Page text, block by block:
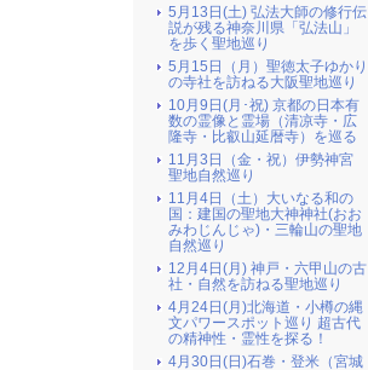
5月13日(土) 弘法大師の修行伝
説が残る神奈川県「弘法山」
を歩く聖地巡り
5月15日（月）聖徳太子ゆかり
の寺社を訪ねる大阪聖地巡り
10月9日(月･祝) 京都の日本有
数の霊像と霊場（清凉寺・広
隆寺・比叡山延暦寺）を巡る
11月3日（金・祝）伊勢神宮
聖地自然巡り
11月4日（土）大いなる和の
国：建国の聖地大神神社(おお
みわじんじゃ)・三輪山の聖地
自然巡り
12月4日(月) 神戸・六甲山の古
社・自然を訪ねる聖地巡り
4月24日(月)北海道・小樽の縄
文パワースポット巡り 超古代
の精神性・霊性を探る！
4月30日(日)石巻・登米（宮城